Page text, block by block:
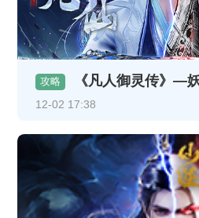
攻略 《凡人御灵传》—
12-02 17:38